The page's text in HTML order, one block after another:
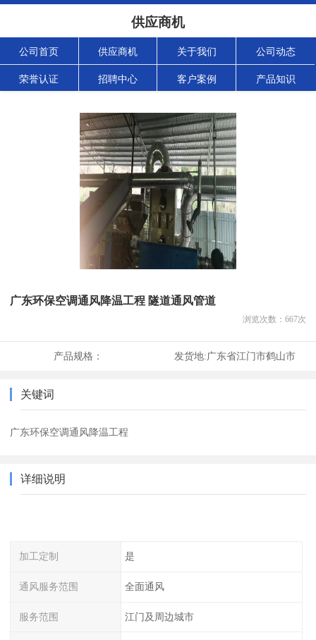
供应商机
公司首页 供应商机 关于我们 公司动态
荣誉认证 招聘中心 客户案例 产品知识
广东环保空调通风降温工程 隧道通风管道
浏览次数： 667次
产品规格： 发货地:广东省江门市鹤山市
关键词
广东环保空调通风降温工程
详细说明
加工定制 是
通风服务范围 全面通风
服务范围 江门及周边城市